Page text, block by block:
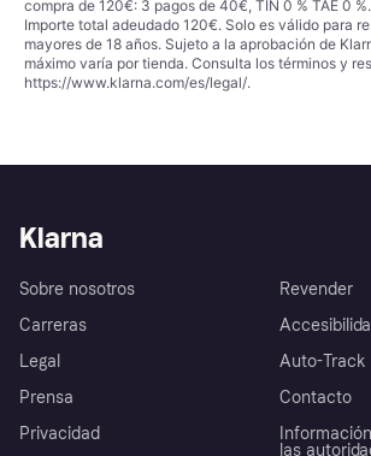
compra de 120€: 3 pagos de 40€, TIN 0 % TAE 0
Importe total adeudado 120€. Solo es válido para
mayores de 18 años. Sujeto a la aprobación de
máximo varía por tienda. Consulta los términos y
https://www.klarna.com/es/legal/.
Klarna
Sobre nosotros
Carreras
Legal
Prensa
Privacidad
Revender
Auto-Track
Contacto
las